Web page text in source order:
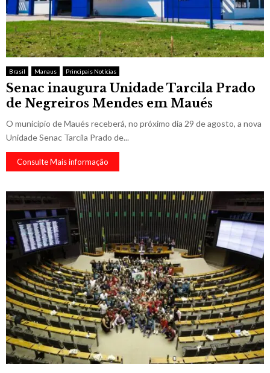
Brasil Manaus Principais Notícias
Senac inaugura Unidade Tarcila Prado
de Negreiros Mendes em Maués
O município de Maués receberá, no próximo dia 29 de agosto, a nova
Unidade Senac Tarcila Prado de...
Consulte Mais informação